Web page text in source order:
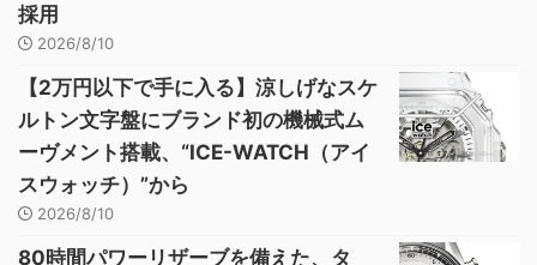
採用
2026/8/10
【2万円以下で手に入る】涼しげなスケ
ルトン文字盤にブランド初の機械式ム
ーヴメント搭載、“ICE-WATCH（アイ
スウォッチ）”から
2026/8/10
80時間パワーリザーブを備えた、タ